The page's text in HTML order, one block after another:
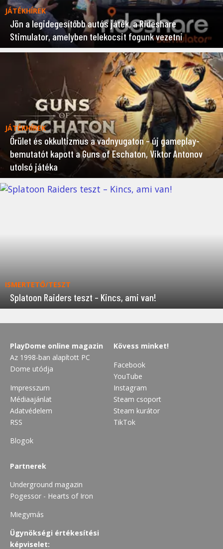
JÁTÉKHÍREK
Jön a legidegesítőbb autós játék, a Rideshare
Stimulator, amelyben telekocsit fogunk vezetni
JÁTÉKHÍREK
Őrület és okkultizmus a vadnyugaton – új gameplay-
bemutatót kapott a Guns of Eschaton, Viktor Antonov
utolsó játéka
ISMERTETŐ/TESZT
Splatoon Raiders teszt – Kincs, ami van!
PlayDome online magazin
Az 1998-ban alapított PC
Dome utódja
Impresszum
Médiaajánlat
Adatvédelem
RSS
Blogok
Kövess minket!
Facebook
YouTube
Instagram
Steam csoport
Steam kurátor
TikTok
Partnerek
Underground magazin
Pogessor - Hearts of Iron
Miegymás
Ügynökségi értékesítési
képviselet: